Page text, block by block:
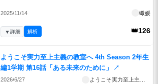
2025/11/14 蠍媛
👑126
▼詳細 解析
ようこそ実力至上主義の教室へ 4th Season 2年生
編1学期 第16話「ある未来のために」
↗
2026/6/27